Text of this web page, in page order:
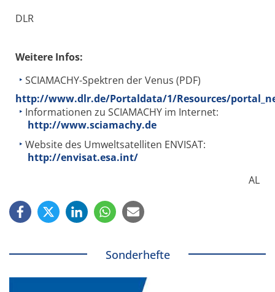
DLR
Weitere Infos:
SCIAMACHY-Spektren der Venus (PDF)
http://www.dlr.de/Portaldata/1/Resources/
Informationen zu SCIAMACHY im Internet:
http://www.sciamachy.de
Website des Umweltsatelliten ENVISAT:
http://envisat.esa.int/
AL
Sonderhefte